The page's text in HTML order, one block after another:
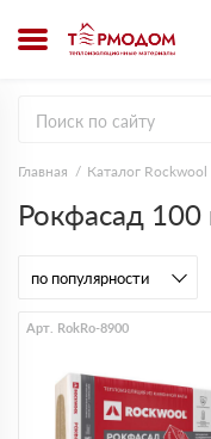
Главная Каталог Rockwool
Рокфасад
Арт. RokRo-8900